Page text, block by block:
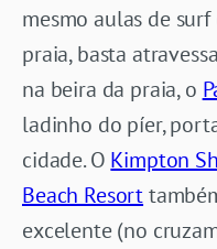
mesmo aulas de surf
praia, basta
na beira da praia, o
ladinho do píer,
cidade. O Kimpton
Beach Resort
excelente (no